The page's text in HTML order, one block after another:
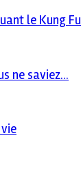
le Kung Fu
ne saviez...